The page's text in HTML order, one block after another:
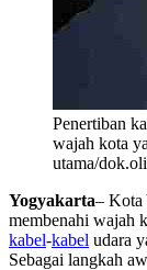
Penertiban
wajah kota
utama/
Yogyakarta– Kota
membenahi wajah
kabel-kabel udara
Sebagai langkah